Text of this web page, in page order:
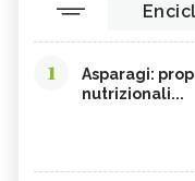
1
Asparagi:
nutrizionali...